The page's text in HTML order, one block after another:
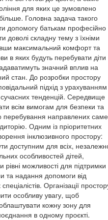
для яких це зумовлено
Головна задача такого
допомогу батькам професійно
доволі складну тему з їхніми
максимальний комфорт та
в яких будуть перебувати діти
значний вплив на
стан. До розробки простору
підхід з урахуванням
сучасних тенденцій. Середвище
всім вимогам для безпеки та
перебування направлених саме
Одним із пріоритетних
інклюзивного простору:
доступним для всіх,
особливостей дітей,
рівні можливості для підтримки
та надання допомоги від
Організації
особливу увагу, щоб
кожну зону для
в одному проєкті.